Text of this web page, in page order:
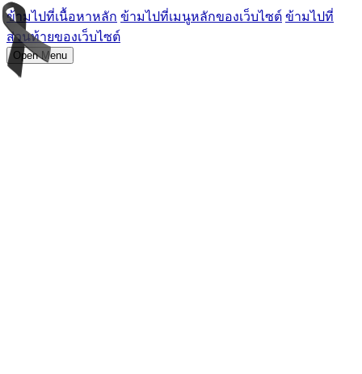
ข้ามไปที่เนื้อหาหลัก ข้ามไปที่เมนูหลักของเว็บไซต์ ข้ามไปที่
ส่วนท้ายของเว็บไซต์
Open Menu